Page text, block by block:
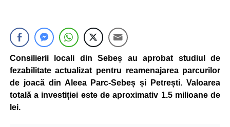
Consilierii locali din Sebeș au aprobat studiul de
fezabilitate actualizat pentru reamenajarea parcurilor
de joacă din Aleea Parc-Sebeș și Petrești. Valoarea
totală a investiției este de aproximativ 1.5 milioane de
lei.